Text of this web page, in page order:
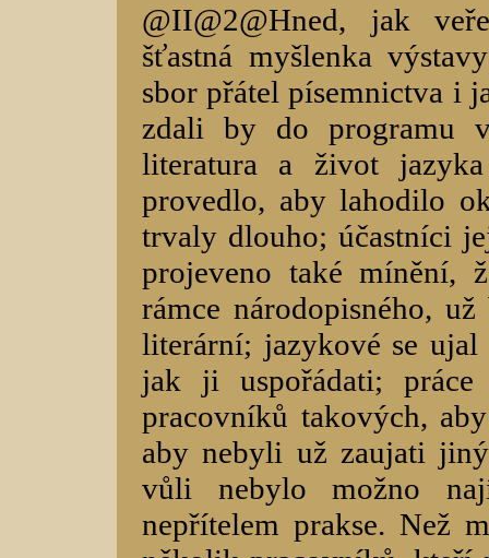
@II@2@Hned, jak
šťastná myšlenka
sbor přátel písemnictva i
zdali by do programu
literatura a život
provedlo, aby lahodilo
trvaly dlouho; účastníci
projeveno také mínění,
rámce národopisného,
literární; jazykové se ujal
jak ji uspořádati;
pracovníků takových,
aby nebyli už zaujati
vůli nebylo možno
nepřítelem prakse. Než